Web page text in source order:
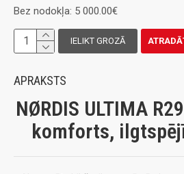
Bez nodokļa: 5 000.00€
IELIKT GROZĀ
APRAKSTS
NØRDIS ULTIMA
komforts,